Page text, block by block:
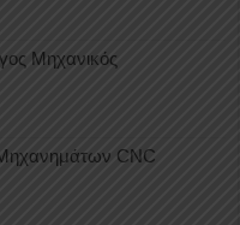
Μηχανικός
Μηχανημάτων CNC